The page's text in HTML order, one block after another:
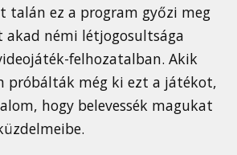
talán ez a program győzi meg
akad némi létjogosultsága
felhozatalban. Akik
próbálták még ki ezt a játékot,
hogy belevessék magukat